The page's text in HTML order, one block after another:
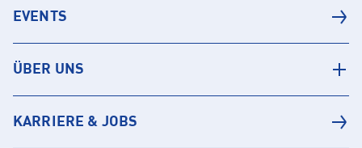
EVENTS
ÜBER UNS
KARRIERE & JOBS